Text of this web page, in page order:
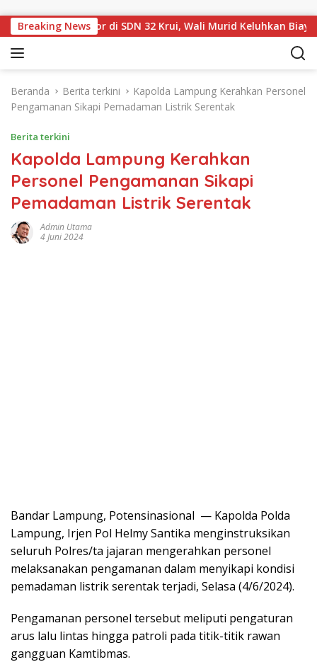
Breaking News
Sampul Rapor di SDN 32 Krui, Wali Murid Keluhkan Biaya
Beranda Berita terkini
Kapolda Lampung Kerahkan Personel
Pengamanan Sikapi Pemadaman Listrik Serentak
Berita terkini
Kapolda Lampung Kerahkan
Personel Pengamanan Sikapi
Pemadaman Listrik Serentak
Admin Utama
4 Juni 2024
Bandar Lampung, Potensinasional — Kapolda Polda
Lampung, Irjen Pol Helmy Santika menginstruksikan
seluruh Polres/ta jajaran mengerahkan personel
melaksanakan pengamanan dalam menyikapi kondisi
pemadaman listrik serentak terjadi, Selasa (4/6/2024).
Pengamanan personel tersebut meliputi pengaturan
arus lalu lintas hingga patroli pada titik-titik rawan
gangguan Kamtibmas.